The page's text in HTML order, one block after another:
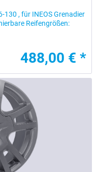
130 , für INEOS Grenadier
Reifengrößen:
488,00 € *